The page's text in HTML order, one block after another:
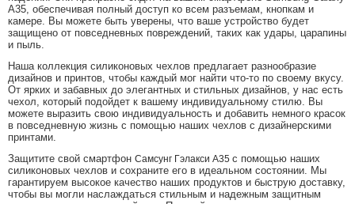
A35, обеспечивая полный доступ ко всем разъемам, кнопкам и
камере. Вы можете быть уверены, что ваше устройство будет
защищено от повседневных повреждений, таких как удары, царапины
и пыль.
Наша коллекция силиконовых чехлов предлагает разнообразие
дизайнов и принтов, чтобы каждый мог найти что-то по своему вкусу.
От ярких и забавных до элегантных и стильных дизайнов, у нас есть
чехол, который подойдет к вашему индивидуальному стилю. Вы
можете выразить свою индивидуальность и добавить немного красок
в повседневную жизнь с помощью наших чехлов с дизайнерскими
принтами.
Защитите свой смартфон Самсунг Гэлакси А35 с помощью наших
силиконовых чехлов и сохраните его в идеальном состоянии. Мы
гарантируем высокое качество наших продуктов и быструю доставку,
чтобы вы могли наслаждаться стильным и надежным защитным